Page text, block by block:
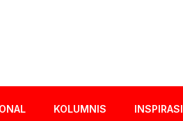
KOLUMNIS INSPIRASI